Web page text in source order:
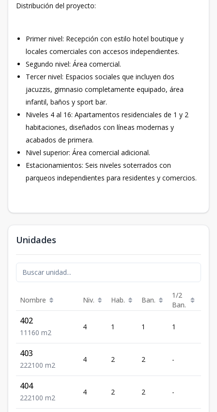
Distribución del proyecto:
Primer nivel: Recepción con estilo hotel boutique y
locales comerciales con accesos independientes.
Segundo nivel: Área comercial.
Tercer nivel: Espacios sociales que incluyen dos
jacuzzis, gimnasio completamente equipado, área
infantil, baños y sport bar.
Niveles 4 al 16: Apartamentos residenciales de 1 y 2
habitaciones, diseñados con líneas modernas y
acabados de primera.
Nivel superior: Área comercial adicional.
Estacionamientos: Seis niveles soterrados con
parqueos independientes para residentes y comercios.
Unidades
Nombre Niv. Hab. Ban.
1/2
Ban.
402
1 1 1 60 m2
4 1 1 1
403
222100 m2
4 2 2 -
404
222100 m2
4 2 2 -